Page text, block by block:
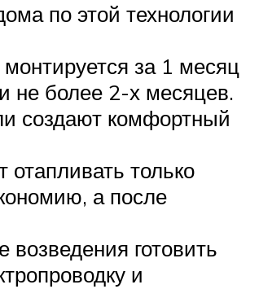
по этой технологии
за 1 месяц
не более 2-х месяцев.
создают комфортный
отапливать только
а после
возведения готовить
и